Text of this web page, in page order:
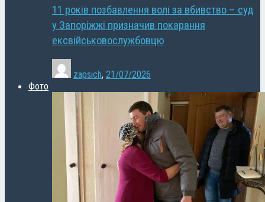
11 років позбавлення волі за вбивство – суд
у Запоріжжі призначив покарання
ексвійськовослужбовцю
zapsich, 21/07/2026
Фото